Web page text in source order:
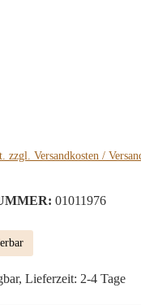
zzgl. Versandkosten /
01011976
Lieferzeit: 2-4 Tage